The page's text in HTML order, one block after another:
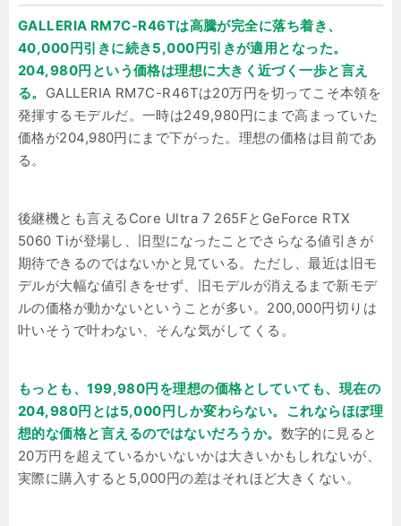
GALLERIA RM7C-R46Tは高騰が完全に落ち着き、
40,000円引きに続き5,000円引きが適用となった。
204,980円という価格は理想に大きく近づく一歩と言え
る。 GALLERIA RM7C-R46Tは20万円を切ってこそ本領を
発揮するモデルだ。一時は249,980円にまで高まっていた
価格が204,980円にまで下がった。理想の価格は目前であ
る。
後継機とも言えるCore Ultra 7 265FとGeForce RTX
5060 Tiが登場し、旧型になったことでさらなる値引きが
期待できるのではないかと見ている。ただし、最近は旧モ
デルが大幅な値引きをせず、旧モデルが消えるまで新モデ
ルの価格が動かないということが多い。200,000円切りは
叶いそうで叶わない、そんな気がしてくる。
もっとも、199,980円を理想の価格としていても、現在の
204,980円とは5,000円しか変わらない。これならほぼ理
想的な価格と言えるのではないだろうか。 数字的に見ると
20万円を超えているかいないかは大きいかもしれないが、
実際に購入すると5,000円の差はそれほど大きくない。